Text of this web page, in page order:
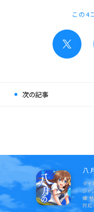
この4
次の記事
八
タイ
ジャ
価
対